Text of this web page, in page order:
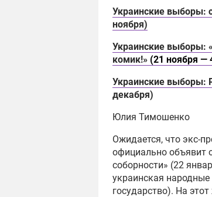
Украинские выборы:
ноября)
Украинские выборы:
комик!» (21 ноября —
Украинские выборы:
декабря)
Юлия Тимошенко
Ожидается, что экс-
официально объявит
соборности» (22
украинская
государство). На